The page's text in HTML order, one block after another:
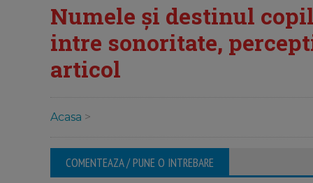
Numele și destinul
intre sonoritate,
articol
Acasa >
COMENTEAZA / PUNE O INTREBARE